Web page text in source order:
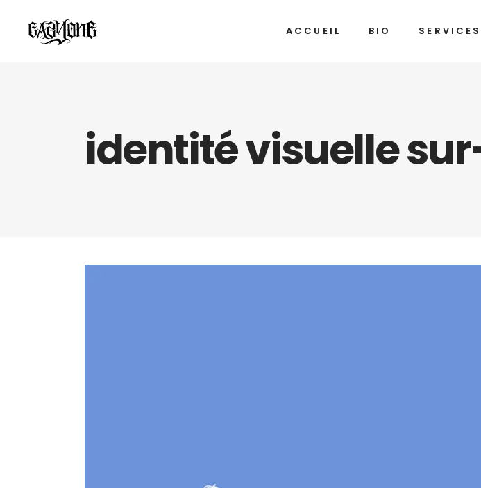
ACCUEIL BIO SERVICES
identité visuelle